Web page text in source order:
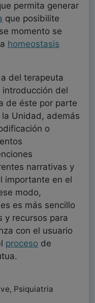
permita generar
que posibilite
momento se
homeostasis
del terapeuta
del
de éste por parte
Unidad, además
o
narrativas y
importante en el
modo,
es más sencillo
y recursos para
con el usuario
proceso de
Psiquiatria